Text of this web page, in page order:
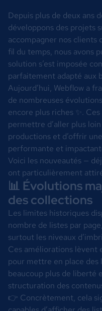
Depuis plus de deux ans
développons des projets
accompagner nos clients
fil du temps, nous avons
solution s’est imposée
parfaitement adapté aux
Aujourd’hui, Webflow a
de nombreuses
encore plus riches ✨.
permettre d’aller plus
productions et d’offrir
performante et
Voici les nouveautés —
ont particulièrement
📊 Évolutions
des collections
Les limites historiques
nombre de listes par
surtout les niveaux
Ces améliorations lèvent
pour mettre en place
beaucoup plus de liberté
structuration des
👉 Concrètement, cela